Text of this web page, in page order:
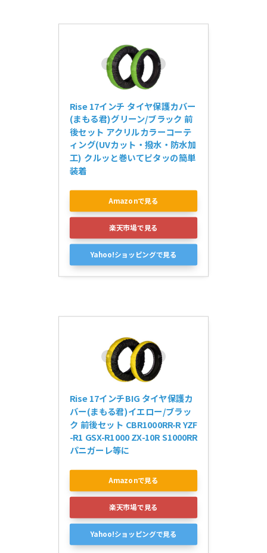
Rise 17インチ タイヤ保護カバー
(まもる君)グリーン/ブラック 前
後セット アクリルカラーコーテ
ィング(UVカット・撥水・防水加
工) クルッと巻いてピタッの簡単
装着
Amazonで見る
楽天市場で見る
Yahoo!ショッピングで見る
Rise 17インチBIG タイヤ保護カ
バー(まもる君)イエロー/ブラッ
ク 前後セット CBR1000RR-R YZF
-R1 GSX-R1000 ZX-10R S1000RR
パニガーレ等に
Amazonで見る
楽天市場で見る
Yahoo!ショッピングで見る